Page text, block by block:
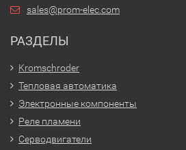
sales@prom-elec.com
РАЗДЕЛЫ
Kromschroder
Тепловая автоматика
Электронные компоненты
Реле пламени
Серводвигатели